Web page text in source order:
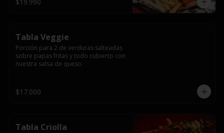
Tabla Veggie
Porción para 2 de verduras salteadas
sobre papas fritas y todo cubierto con
nuestra salsa de queso.
$17.000
Tabla Criolla